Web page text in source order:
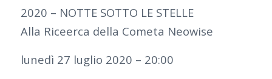
2020 – NOTTE SOTTO LE STELLE
Alla Riceerca della Cometa Neowise
lunedì 27 luglio 2020 – 20:00